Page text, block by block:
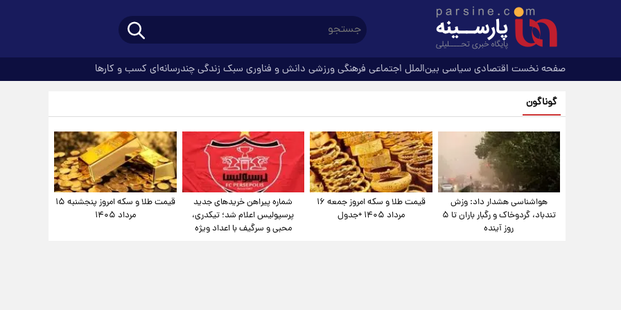
صفحه نخست اقتصادی سیاسی بین‌الملل اجتماعی فرهنگیورزشی دانش و فناوری سبک زندگیچندرسانه‌ای کسب و کارها
گوناگون
هواشناسی هشدار داد: وزش
تندباد، گردوخاک و رگبار باران تا ۵
روز آینده
قیمت طلا و سکه امروز جمعه ۱۶
مرداد ۱۴۰۵ +جدول
شماره پیراهن خریدهای جدید
پرسپولیس اعلام شد؛ تیکدری،
محبی و سرگیف با اعداد ویژه
قیمت طلا و سکه امروز پنجشنبه ۱۵
مرداد ۱۴۰۵